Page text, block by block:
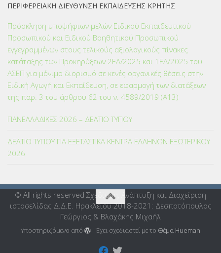
ΠΕΡΙΦΕΡΕΙΑΚΗ ΔΙΕΥΘΥΝΣΗ ΕΚΠΑΙΔΕΥΣΗΣ ΚΡΗΤΗΣ
Πρόσκληση υποψήφιων μελών Ειδικού Εκπαιδευτικού
Προσωπικού και Ειδικού Βοηθητικού Προσωπικού
εγγεγραμμένων στους τελικούς αξιολογικούς πίνακες
κατάταξης των Προκηρύξεων 2ΕΑ/2025 και 1ΕΑ/2025 του
ΑΣΕΠ για μόνιμο διορισμό σε κενές οργανικές θέσεις στην
Ειδική Αγωγή και Εκπαίδευση, σε εφαρμογή των διατάξεων
της παρ. 3 του άρθρου 62 του ν. 4589/2019 (Α΄13)
ΠΑΝΕΛΛΑΔΙΚΕΣ 2026 – ΔΕΛΤΙΟ ΤΥΠΟΥ
ΔΕΛΤΙΟ ΤΥΠΟΥ ΓΙΑ ΕΞΕΤΑΣΤΙΚΑ ΚΕΝΤΡΑ ΕΛΛΗΝΩΝ ΕΞΩΤΕΡΙΚΟΥ
2026
© All rights reserved Σχεδίαση, Ανάπτυξη και Διαχείριση
ιστοσελίδας Δ.Δ.Ε. Ηρακλείου 2018-2021: Δεσποτόπουλος
Γεώργιος & Βλαχάκης Μιχαήλ
Υποστηριζόμενο από - Έχει σχεδιαστεί με το Θέμα Ηueman